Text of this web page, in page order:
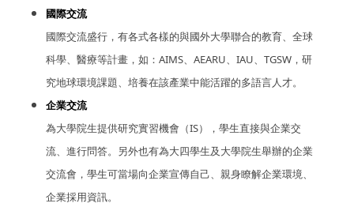
國際交流
國際交流盛行，有各式各樣的與國外大學聯合的教育、全球
科學、醫療等計畫，如：AIMS、AEARU、IAU、TGSW，研
究地球環境課題、培養在該產業中能活躍的多語言人才。
企業交流
為大學院生提供研究實習機會（IS），學生直接與企業交
流、進行問答。另外也有為大四學生及大學院生舉辦的企業
交流會，學生可當場向企業宣傳自己、親身瞭解企業環境、
企業採用資訊。